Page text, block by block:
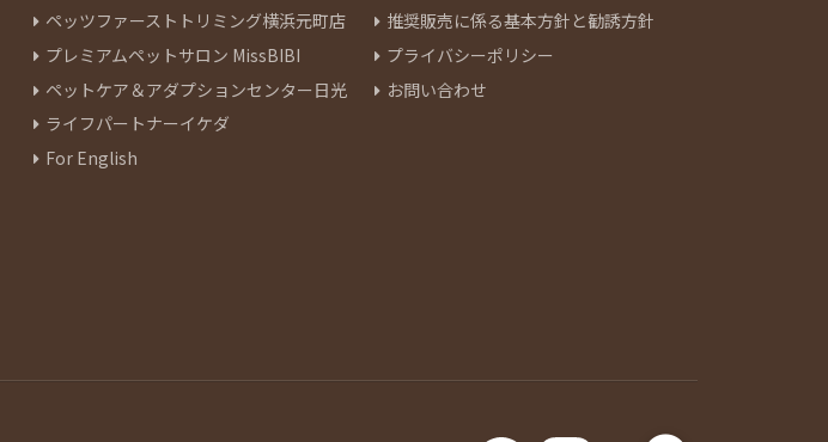
ペッツファーストトリミング横浜元町店
プレミアムペットサロン MissBIBI
ペットケア＆アダプションセンター日光
ライフパートナーイケダ
For English
推奨販売に係る基本方針と勧誘方針
プライバシーポリシー
お問い合わせ